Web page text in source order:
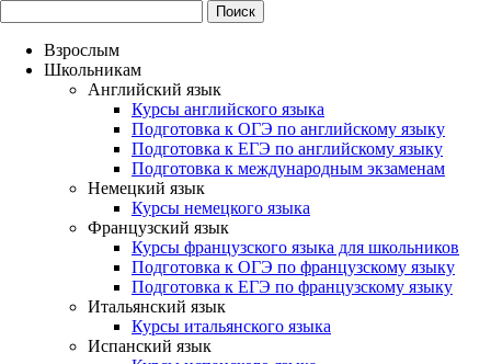
Взрослым
Школьникам
Английский язык
Курсы английского языка
Подготовка к ОГЭ по английскому языку
Подготовка к ЕГЭ по английскому языку
Подготовка к международным экзаменам
Немецкий язык
Курсы немецкого языка
Французский язык
Курсы французского языка для школьников
Подготовка к ОГЭ по французскому языку
Подготовка к ЕГЭ по французскому языку
Итальянский язык
Курсы итальянского языка
Испанский язык